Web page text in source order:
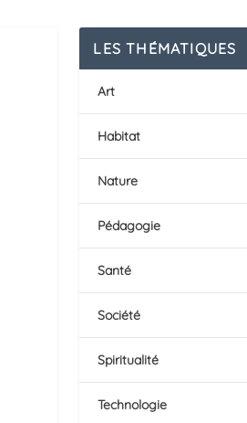
LES THÉMATIQUES
Art
Habitat
Nature
Pédagogie
Santé
Société
Spiritualité
Technologie